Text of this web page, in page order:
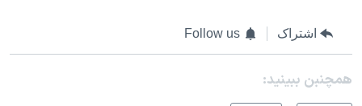
اشتراک Follow us
همچنبن ببینید: